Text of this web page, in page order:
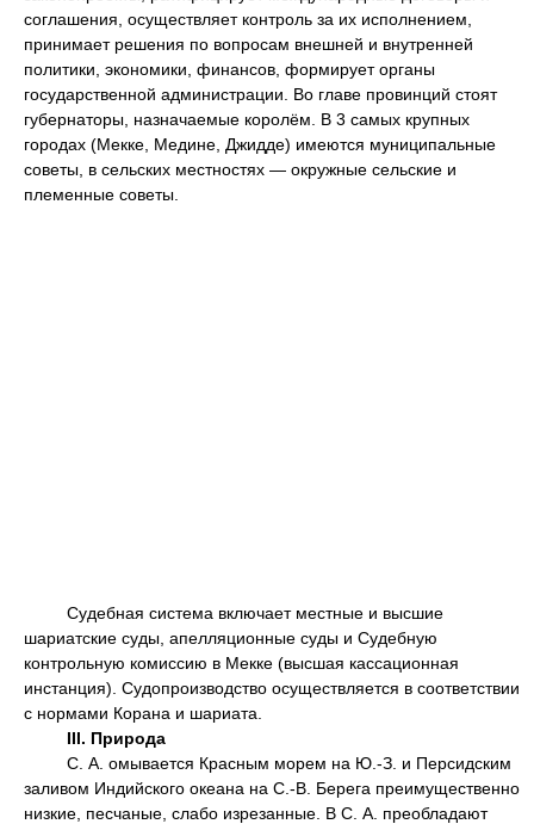
соглашения, осуществляет контроль за их исполнением,
принимает решения по вопросам внешней и внутренней
политики, экономики, финансов, формирует органы
государственной администрации. Во главе провинций стоят
губернаторы, назначаемые королём. В 3 самых крупных
городах (Мекке, Медине, Джидде) имеются муниципальные
советы, в сельских местностях — окружные сельские и
племенные советы.
Судебная система включает местные и высшие
шариатские суды, апелляционные суды и Судебную
контрольную комиссию в Мекке (высшая кассационная
инстанция). Судопроизводство осуществляется в соответствии
с нормами Корана и шариата.
III. Природа
С. А. омывается Красным морем на Ю.-З. и Персидским
заливом Индийского океана на С.-В. Берега преимущественно
низкие, песчаные, слабо изрезанные. В С. А. преобладают